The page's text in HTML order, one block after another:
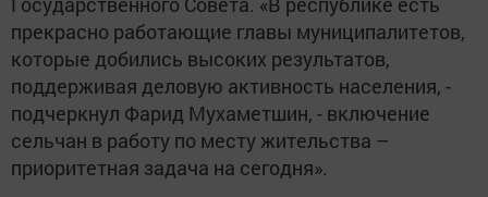
прекрасно работающие главы муниципалитетов,
которые добились высоких результатов,
поддерживая деловую активность населения, -
подчеркнул Фарид Мухаметшин, - включение
сельчан в работу по месту жительства –
приоритетная задача на сегодня».